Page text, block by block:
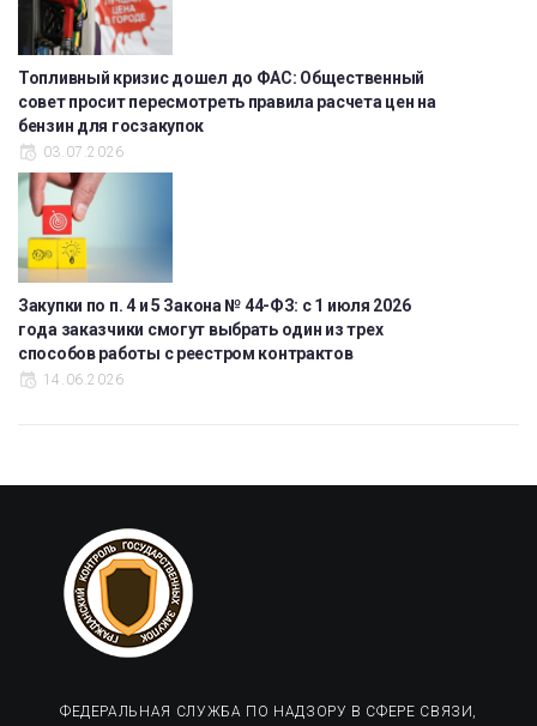
Топливный кризис дошел до ФАС: Общественный
совет просит пересмотреть правила расчета цен на
бензин для госзакупок
03.07.2026
Закупки по п. 4 и 5 Закона № 44-ФЗ: с 1 июля 2026
года заказчики смогут выбрать один из трех
способов работы с реестром контрактов
14.06.2026
ФЕДЕРАЛЬНАЯ СЛУЖБА ПО НАДЗОРУ В СФЕРЕ СВЯЗИ,